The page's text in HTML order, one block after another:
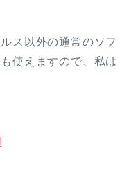
ス以外の通常のソフ
使えますので、私は